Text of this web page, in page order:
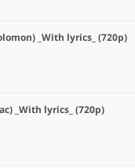
_With lyrics_ (720p)
_With lyrics_ (720p)